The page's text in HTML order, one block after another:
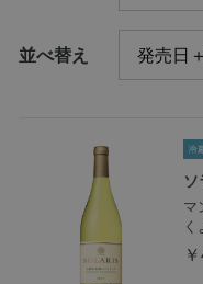
並べ替え
マ
く